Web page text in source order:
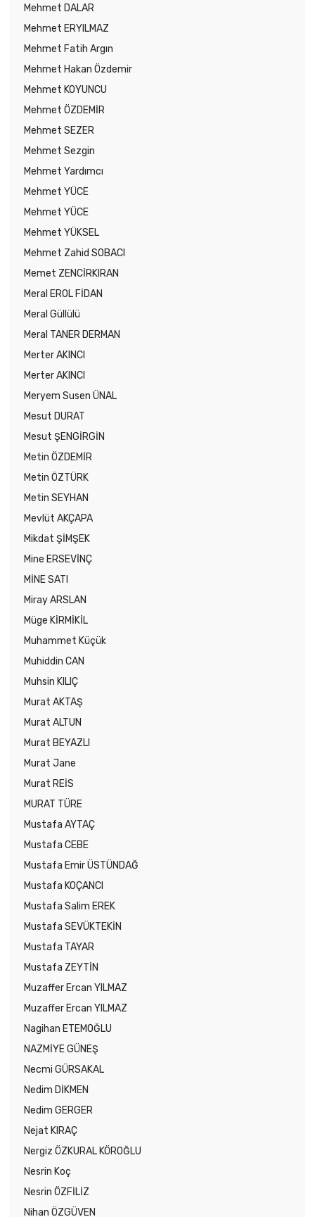
Mehmet DALAR
Mehmet ERYILMAZ
Mehmet Fatih Argın
Mehmet Hakan Özdemir
Mehmet KOYUNCU
Mehmet ÖZDEMİR
Mehmet SEZER
Mehmet Sezgin
Mehmet Yardımcı
Mehmet YÜCE
Mehmet YÜCE
Mehmet YÜKSEL
Mehmet Zahid SOBACI
Memet ZENCİRKIRAN
Meral EROL FİDAN
Meral Güllülü
Meral TANER DERMAN
Merter AKINCI
Merter AKINCI
Meryem Susen ÜNAL
Mesut DURAT
Mesut ŞENGİRGİN
Metin ÖZDEMİR
Metin ÖZTÜRK
Metin SEYHAN
Mevlüt AKÇAPA
Mikdat ŞİMŞEK
Mine ERSEVİNÇ
MİNE SATI
Miray ARSLAN
Müge KİRMİKİL
Muhammet Küçük
Muhiddin CAN
Muhsin KILIÇ
Murat AKTAŞ
Murat ALTUN
Murat BEYAZLI
Murat Jane
Murat REİS
MURAT TÜRE
Mustafa AYTAÇ
Mustafa CEBE
Mustafa Emir ÜSTÜNDAĞ
Mustafa KOÇANCI
Mustafa Salim EREK
Mustafa SEVÜKTEKİN
Mustafa TAYAR
Mustafa ZEYTİN
Muzaffer Ercan YILMAZ
Muzaffer Ercan YILMAZ
Nagihan ETEMOĞLU
NAZMİYE GÜNEŞ
Necmi GÜRSAKAL
Nedim DİKMEN
Nedim GERGER
Nejat KIRAÇ
Nergiz ÖZKURAL KÖROĞLU
Nesrin Koç
Nesrin ÖZFİLİZ
Nihan ÖZGÜVEN